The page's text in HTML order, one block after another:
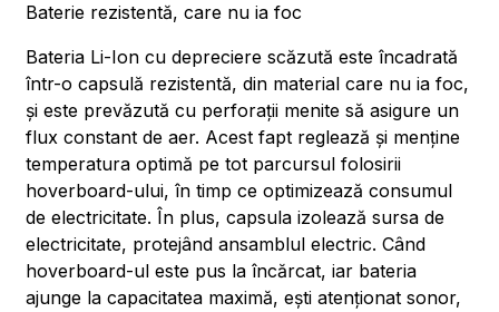
Baterie rezistentă, care nu ia foc
Bateria Li-Ion cu depreciere scăzută este încadrată
într-o capsulă rezistentă, din material care nu ia foc,
și este prevăzută cu perforații menite să asigure un
flux constant de aer. Acest fapt reglează și menține
temperatura optimă pe tot parcursul folosirii
hoverboard-ului, în timp ce optimizează consumul
de electricitate. În plus, capsula izolează sursa de
electricitate, protejând ansamblul electric. Când
hoverboard-ul este pus la încărcat, iar bateria
ajunge la capacitatea maximă, ești atenționat sonor,